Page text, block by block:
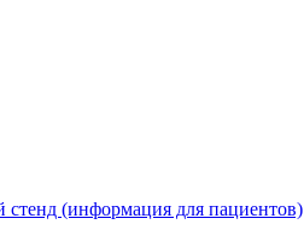
(информация для пациентов)